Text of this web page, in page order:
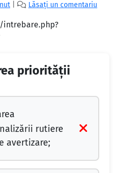
Lăsați un comentariu
priorității
rutiere
avertizare;